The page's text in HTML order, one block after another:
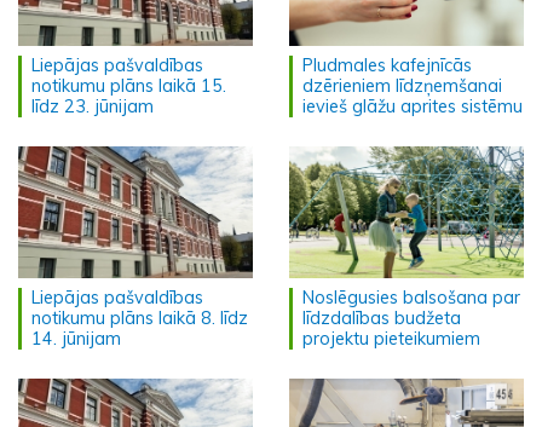
Liepājas pašvaldības
notikumu plāns laikā 15.
līdz 23. jūnijam
Pludmales kafejnīcās
dzērieniem līdzņemšanai
ievieš glāžu aprites sistēmu
Liepājas pašvaldības
notikumu plāns laikā 8. līdz
14. jūnijam
Noslēgusies balsošana par
līdzdalības budžeta
projektu pieteikumiem